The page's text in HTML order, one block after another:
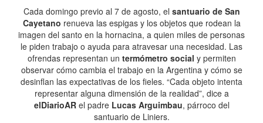
Cada domingo previo al 7 de agosto, el santuario de San
Cayetano renueva las espigas y los objetos que rodean la
imagen del santo en la hornacina, a quien miles de personas
le piden trabajo o ayuda para atravesar una necesidad. Las
ofrendas representan un termómetro social y permiten
observar cómo cambia el trabajo en la Argentina y cómo se
desinflan las expectativas de los fieles. “Cada objeto intenta
representar alguna dimensión de la realidad”, dice a
elDiarioARel padre Lucas Arguimbau, párroco del
santuario de Liniers.